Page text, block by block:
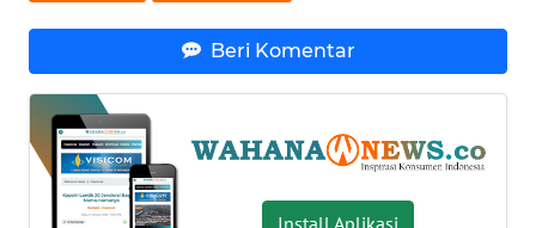
Beri Komentar
WN
LAMPUNG
WN
JATENG